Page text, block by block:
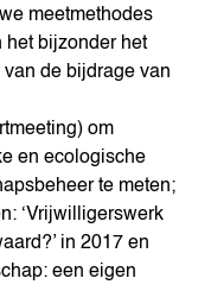
meetmethodes
het bijzonder het
de bijdrage van
om
en ecologische
te meten;
‘Vrijwilligerswerk
in 2017 en
een eigen